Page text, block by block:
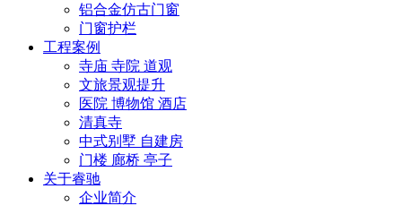
铝合金仿古门窗
门窗护栏
工程案例
寺庙 寺院 道观
文旅景观提升
医院 博物馆 酒店
清真寺
中式别墅 自建房
门楼 廊桥 亭子
关于睿驰
企业简介